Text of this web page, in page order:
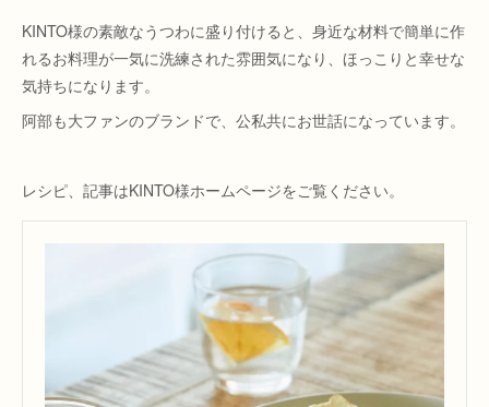
KINTO様の素敵なうつわに盛り付けると、身近な材料で簡単に作
れるお料理が一気に洗練された雰囲気になり、ほっこりと幸せな
気持ちになります。
阿部も大ファンのブランドで、公私共にお世話になっています。
レシピ、記事はKINTO様ホームページをご覧ください。